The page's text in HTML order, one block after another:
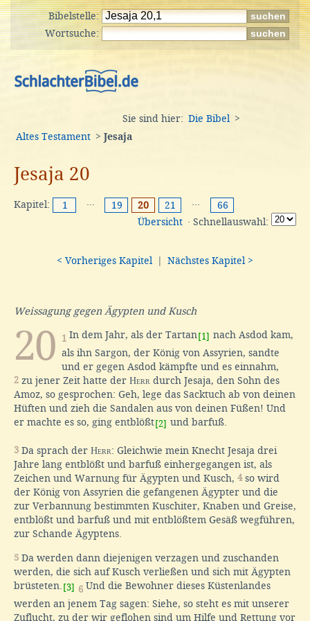
Bibelstelle:
Wortsuche:
Sie sind hier: Die Bibel
>
Altes Testament > Jesaja
Jesaja 20
Kapitel: 1 ··· 19 20 21 ···
66
Übersicht · Schnellauswahl:
< Vorheriges Kapitel Nächstes Kapitel >
Weissagung gegen Ägypten und Kusch
20 1 In dem Jahr, als der Tartan [1] nach Asdod kam,
als ihn Sargon, der König von Assyrien, sandte
und er gegen Asdod kämpfte und es einnahm,
2 zu jener Zeit hatte der Herr durch Jesaja, den Sohn des
Amoz, so gesprochen: Geh, lege das Sacktuch ab von deinen
Hüften und zieh die Sandalen aus von deinen Füßen! Und
er machte es so, ging entblößt[2] und barfuß.
3 Da sprach der Herr: Gleichwie mein Knecht Jesaja drei
Jahre lang entblößt und barfuß einhergegangen ist, als
Zeichen und Warnung für Ägypten und Kusch, 4so wird
der König von Assyrien die gefangenen Ägypter und die
zur Verbannung bestimmten Kuschiter, Knaben und Greise,
entblößt und barfuß und mit entblößtem Gesäß wegführen,
zur Schande Ägyptens.
5 Da werden dann diejenigen verzagen und zuschanden
werden, die sich auf Kusch verließen und sich mit Ägypten
brüsteten. [3] 6 Und die Bewohner dieses Küstenlandes
werden an jenem Tag sagen: Siehe, so steht es mit unserer
Zuflucht, zu der wir geflohen sind um Hilfe und Rettung vor